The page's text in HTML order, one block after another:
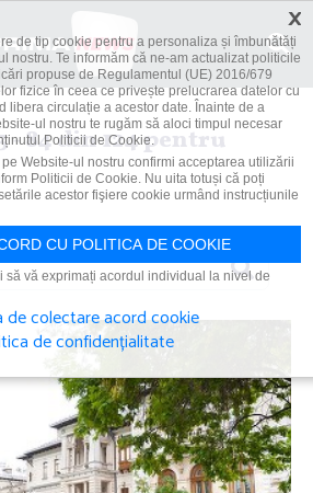
- 84 din 124 pentru
×
de tip cookie pentru a personaliza și îmbunătăți
nostru. Te informăm că ne-am actualizat politicile
propuse de Regulamentul (UE) 2016/679
fizice în ceea ce privește prelucrarea datelor cu
libera circulație a acestor date. Înainte de a
ul nostru te rugăm să aloci timpul necesar
Politicii de Cookie.
Website-ul nostru confirmi acceptarea utilizării
Politicii de Cookie. Nu uita totuși că poți
acestor fişiere cookie urmând instrucțiunile
CU POLITICA DE COOKIE
să vă exprimați acordul individual la nivel de
de colectare acord cookie
de confidențialitate